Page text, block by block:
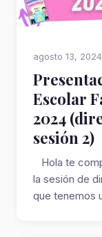
agosto 13, 2024
Escolar
2024
sesión 2)
Hola te
la sesión de
que tenemos